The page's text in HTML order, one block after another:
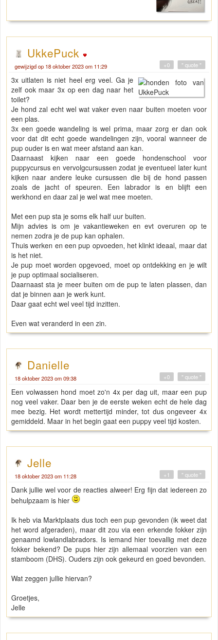
UkkePuck
gewijzigd op 18 oktober 2023 om 11:29 " quote "
+0
3x uitlaten is niet heel erg veel. Ga je
zelf ook maar 3x op een dag naar het
toilet?
Je hond zal echt wel wat vaker even naar buiten moeten voor
een plas.
3x een goede wandeling is wel prima, maar zorg er dan ook
voor dat dit echt goede wandelingen zijn, vooral wanneer de
pup ouder is en wat meer afstand aan kan.
Daarnaast kijken naar een goede hondenschool voor
puppycursus en vervolgcursussen zodat je eventueel later kunt
kijken naar andere leuke cursussen die bij de hond passen
zoals de jacht of speuren. Een labrador is en blijft een
werkhond en daar zal je wel wat mee moeten.
Met een pup sta je soms elk half uur buiten.
Mijn advies is om je vakantieweken en evt overuren op te
nemen zodra je de pup kan ophalen.
Thuis werken en een pup opvoeden, het klinkt ideaal, maar dat
is het niet.
Je pup moet worden opgevoed, moet op ontdekking en je wilt
je pup optimaal socialiseren.
Daarnaast sta je meer buiten om de pup te laten plassen, dan
dat je binnen aan je werk kunt.
Daar gaat echt wel veel tijd inzitten.
Even wat veranderd in een zin.
Danielle
18 oktober 2023 om 09:38 " quote "
+0
Een volwassen hond moet zo'n 4x per dag uit, maar een pup
nog veel vaker. Daar ben je de eerste weken echt de hele dag
mee bezig. Het wordt mettertijd minder, tot dus ongeveer 4x
gemiddeld. Maar in het begin gaat een puppy veel tijd kosten.
Jelle
18 oktober 2023 om 11:28 " quote "
+1
Dank jullie wel voor de reacties alweer! Erg fijn dat iedereen zo
behulpzaam is hier
Ik heb via Marktplaats dus toch een pup gevonden (ik weet dat
het word afgeraden), maar dit zou via een erkende fokker zijn
genaamd lowlandlabradors. Is iemand hier toevallig met deze
fokker bekend? De pups hier zijn allemaal voorzien van een
stamboom (DHS). Ouders zijn ook gekeurd en goed bevonden.
Wat zeggen jullie hiervan?
Groetjes,
Jelle